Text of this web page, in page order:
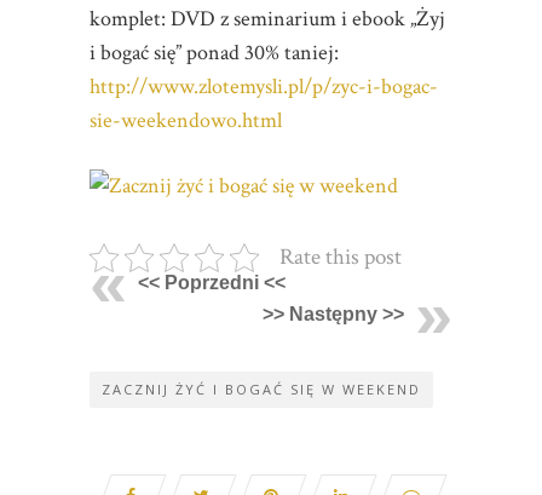
komplet: DVD z seminarium i ebook „Żyj
i bogać się” ponad 30% taniej:
http://www.zlotemysli.pl/p/zyc-i-bogac-
sie-weekendowo.html
Rate this post
<< Poprzedni <<
>> Następny >>
ZACZNIJ ŻYĆ I BOGAĆ SIĘ W WEEKEND